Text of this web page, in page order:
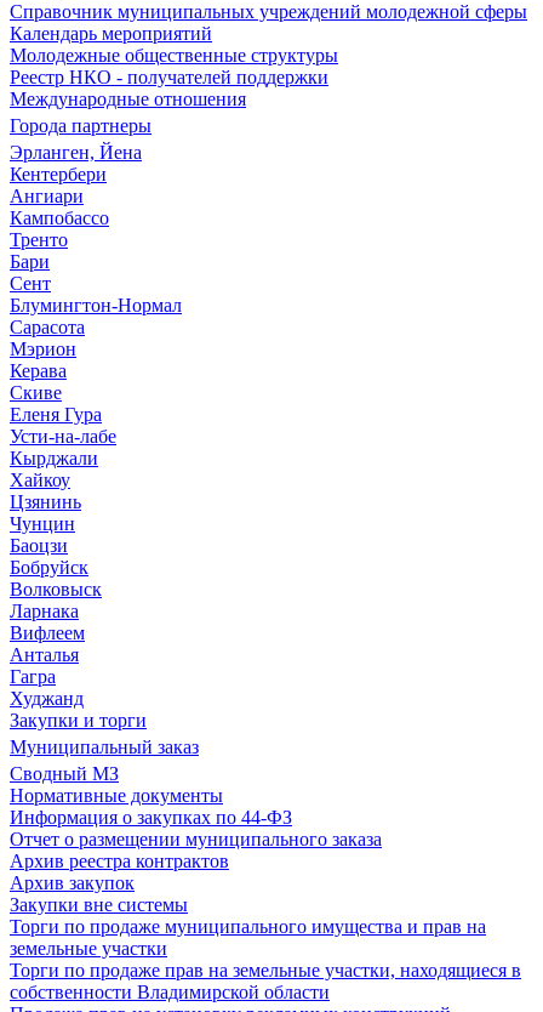
Справочник муниципальных учреждений молодежной сферы
Календарь мероприятий
Молодежные общественные структуры
Реестр НКО - получателей поддержки
Международные отношения
Города партнеры
Эрланген, Йена
Кентербери
Ангиари
Кампобассо
Тренто
Бари
Сент
Блумингтон-Нормал
Сарасота
Мэрион
Керава
Скиве
Еленя Гура
Усти-на-лабе
Кырджали
Хайкоу
Цзянинь
Чунцин
Баоцзи
Бобруйск
Волковыск
Ларнака
Вифлеем
Анталья
Гагра
Худжанд
Закупки и торги
Муниципальный заказ
Сводный МЗ
Нормативные документы
Информация о закупках по 44-ФЗ
Отчет о размещении муниципального заказа
Архив реестра контрактов
Архив закупок
Закупки вне системы
Торги по продаже муниципального имущества и прав на
земельные участки
Торги по продаже прав на земельные участки, находящиеся в
собственности Владимирской области